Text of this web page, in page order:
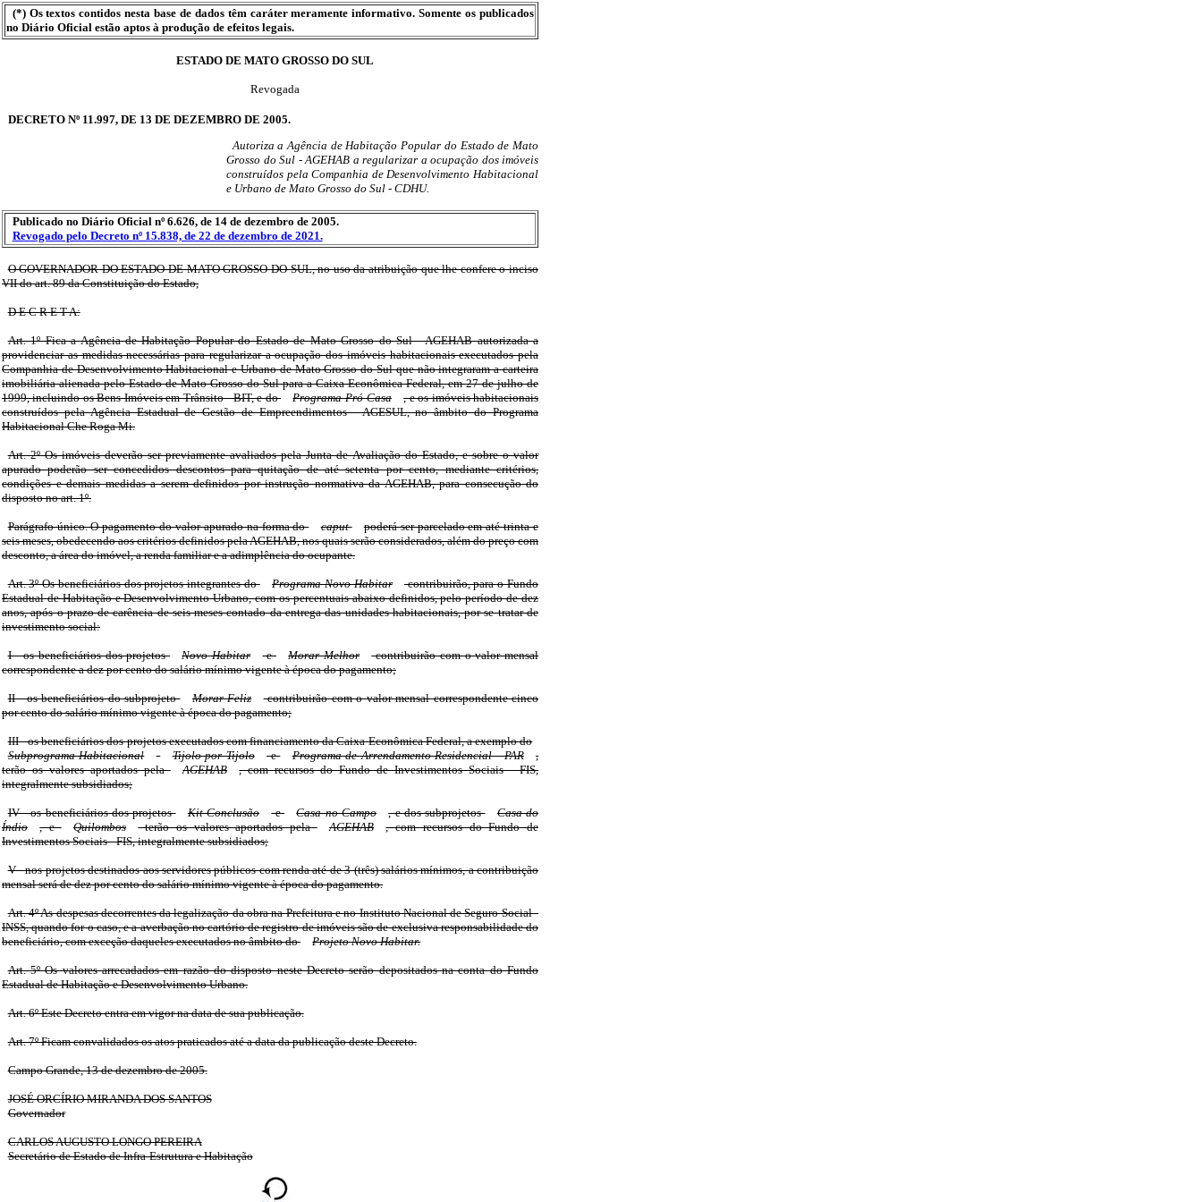
(*) Os textos contidos nesta base de dados têm caráter meramente informativo. Somente os publicados
no Diário Oficial estão aptos à produção de efeitos legais.
ESTADO DE MATO GROSSO DO SUL
Revogada
DECRETO Nº 11.997, DE 13 DE DEZEMBRO DE 2005.
Autoriza a Agência de Habitação Popular do Estado de Mato
Grosso do Sul - AGEHAB a regularizar a ocupação dos imóveis
construídos pela Companhia de Desenvolvimento Habitacional
e Urbano de Mato Grosso do Sul - CDHU.
Publicado no Diário Oficial nº 6.626, de 14 de dezembro de 2005.
Revogado pelo Decreto nº 15.838, de 22 de dezembro de 2021.
O GOVERNADOR DO ESTADO DE MATO GROSSO DO SUL, no uso da atribuição que lhe confere o inciso
VII do art. 89 da Constituição do Estado,
D E C R E T A:
Art. 1º Fica a Agência de Habitação Popular do Estado de Mato Grosso do Sul - AGEHAB autorizada a
providenciar as medidas necessárias para regularizar a ocupação dos imóveis habitacionais executados pela
Companhia de Desenvolvimento Habitacional e Urbano de Mato Grosso do Sul que não integraram a carteira
imobiliária alienada pelo Estado de Mato Grosso do Sul para a Caixa Econômica Federal, em 27 de julho de
1999, incluindo os Bens Imóveis em Trânsito - BIT, e do
Programa Pró-Casa
, e os imóveis habitacionais
construídos pela Agência Estadual de Gestão de Empreendimentos - AGESUL, no âmbito do Programa
Habitacional Che Roga Mi.
Art. 2º Os imóveis deverão ser previamente avaliados pela Junta de Avaliação do Estado, e sobre o valor
apurado poderão ser concedidos descontos para quitação de até setenta por cento, mediante critérios,
condições e demais medidas a serem definidos por instrução normativa da AGEHAB, para consecução do
disposto no art. 1º.
Parágrafo único. O pagamento do valor apurado na forma do caput
poderá ser parcelado em até trinta e
seis meses, obedecendo aos critérios definidos pela AGEHAB, nos quais serão considerados, além do preço com
desconto, a área do imóvel, a renda familiar e a adimplência do ocupante.
Art. 3º Os beneficiários dos projetos integrantes do Programa Novo Habitar
contribuirão, para o Fundo
Estadual de Habitação e Desenvolvimento Urbano, com os percentuais abaixo definidos, pelo período de dez
anos, após o prazo de carência de seis meses contado da entrega das unidades habitacionais, por se tratar de
investimento social:
I - os beneficiários dos projetos Novo Habitar e Morar Melhor
contribuirão com o valor mensal
correspondente a dez por cento do salário mínimo vigente à época do pagamento;
II - os beneficiários do subprojeto Morar Feliz
contribuirão com o valor mensal correspondente cinco
por cento do salário mínimo vigente à época do pagamento;
III - os beneficiários dos projetos executados com financiamento da Caixa Econômica Federal, a exemplo do
Subprograma Habitacional
Tijolo por Tijolo e Programa de Arrendamento Residencial - PAR
,
terão os valores aportados pela
AGEHAB
, com recursos do Fundo de Investimentos Sociais - FIS,
integralmente subsidiados;
IV - os beneficiários dos projetos Kit Conclusão e Casa no Campo , e dos subprojetos
Casa do
Índio
, e Quilombos terão os valores aportados pela AGEHAB
, com recursos do Fundo de
Investimentos Sociais - FIS, integralmente subsidiados;
V - nos projetos destinados aos servidores públicos com renda até de 3 (três) salários mínimos, a contribuição
mensal será de dez por cento do salário mínimo vigente à época do pagamento.
Art. 4º As despesas decorrentes da legalização da obra na Prefeitura e no Instituto Nacional de Seguro Social -
INSS, quando for o caso, e a averbação no cartório de registro de imóveis são de exclusiva responsabilidade do
beneficiário, com exceção daqueles executados no âmbito do
Projeto Novo Habitar.
Art. 5º Os valores arrecadados em razão do disposto neste Decreto serão depositados na conta do Fundo
Estadual de Habitação e Desenvolvimento Urbano.
Art. 6º Este Decreto entra em vigor na data de sua publicação.
Art. 7º Ficam convalidados os atos praticados até a data da publicação deste Decreto.
Campo Grande, 13 de dezembro de 2005.
JOSÉ ORCÍRIO MIRANDA DOS SANTOS
Governador
CARLOS AUGUSTO LONGO PEREIRA
Secretário de Estado de Infra-Estrutura e Habitação